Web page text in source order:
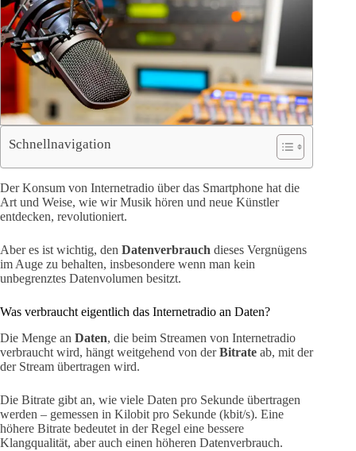
Schnellnavigation
Der Konsum von Internetradio über das Smartphone hat die
Art und Weise, wie wir Musik hören und neue Künstler
entdecken, revolutioniert.
Aber es ist wichtig, den Datenverbrauch dieses Vergnügens
im Auge zu behalten, insbesondere wenn man kein
unbegrenztes Datenvolumen besitzt.
Was verbraucht eigentlich das Internetradio an Daten?
Die Menge an Daten, die beim Streamen von Internetradio
verbraucht wird, hängt weitgehend von derBitrate ab, mit der
der Stream übertragen wird.
Die Bitrate gibt an, wie viele Daten pro Sekunde übertragen
werden – gemessen in Kilobit pro Sekunde (kbit/s). Eine
höhere Bitrate bedeutet in der Regel eine bessere
Klangqualität, aber auch einen höheren Datenverbrauch.